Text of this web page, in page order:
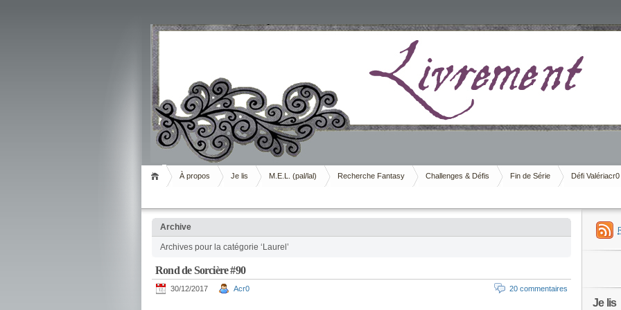
Livrement
À propos Je lis M.E.L. (pal/lal) Recherche Fantasy Challenges & Défis Fin de Série Défi Valériacr0
Archive
Archives pour la catégorie ‘Laurel’
Rond de Sorcière #90
30/12/2017 Acr0 20 commentaires
Je lis